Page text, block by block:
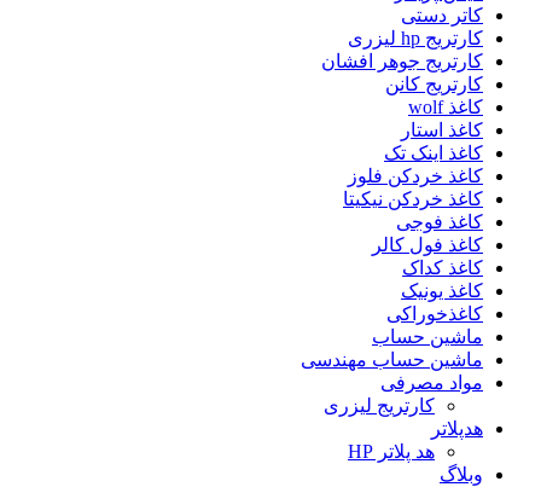
کاتر دستی
کارتریج hp لیزری
کارتریج جوهر افشان
کارتریج کانن
کاغذ wolf
کاغذ استار
کاغذ اینک تک
کاغذ خردکن فلوز
کاغذ خردکن نیکیتا
کاغذ فوجی
کاغذ فول کالر
کاغذ کداک
کاغذ یونیک
کاغذخوراکی
ماشین حساب
ماشین حساب مهندسی
مواد مصرفی
کارتریج لیزری
هدپلاتر
هد پلاتر HP
وبلاگ